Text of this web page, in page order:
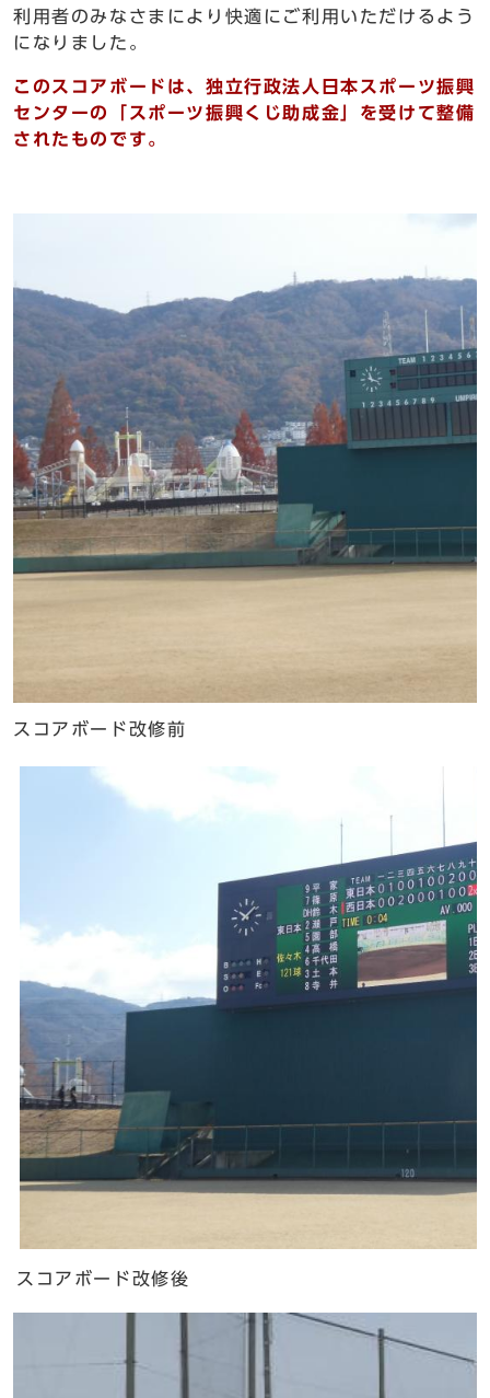
利用者のみなさまにより快適にご利用いただけるよう
になりました。
このスコアボードは、独立行政法人日本スポーツ振興
センターの「スポーツ振興くじ助成金」を受けて整備
されたものです。
スコアボード改修前
スコアボード改修後